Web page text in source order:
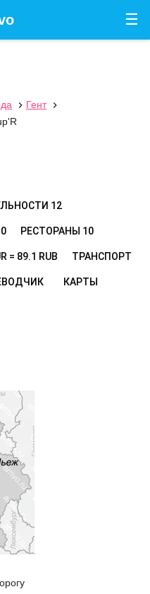
☰
 Гент

12
РЕСТОРАНЫ 10
= 89.1 RUB ТРАНСПОРТ
КАРТЫ